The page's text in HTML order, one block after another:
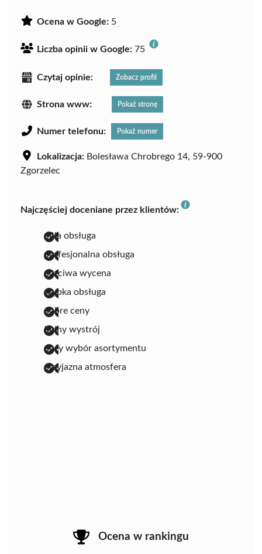
Ocena w Google: 5
Liczba opinii w Google: 75
Czytaj opinie: Zobacz profil
Strona www: Pokaż stronę
Numer telefonu: Pokaż numer
Lokalizacja: Bolesława Chrobrego 14, 59-900
Zgorzelec
Najczęściej doceniane przez klientów:
miła obsługa
profesjonalna obsługa
uczciwa wycena
szybka obsługa
dobre ceny
ładny wystrój
duży wybór asortymentu
przyjazna atmosfera
Ocena w rankingu